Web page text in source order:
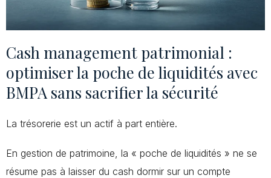
Cash management patrimonial :
optimiser la poche de liquidités avec
BMPA sans sacrifier la sécurité
La trésorerie est un actif à part entière.
En gestion de patrimoine, la « poche de liquidités » ne se
résume pas à laisser du cash dormir sur un compte